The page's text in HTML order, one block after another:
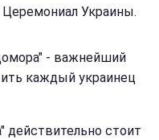
Украины.
- важнейший
каждый украинец
стоит